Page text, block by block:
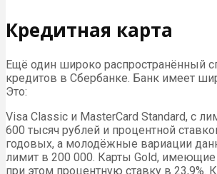
Кредитная карта
Ещё один широко распространённый
кредитов в Сбербанке. Банк имеет
Это:
Visa Classic и MasterCard Standard, с
600 тысяч рублей и процентной
годовых, а молодёжные вариации
лимит в 200 000. Карты Gold, имеющие
при этом процентную ставку в 23,9%.